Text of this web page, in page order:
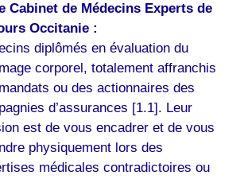
Cabinet de Médecins Experts de
Occitanie :
diplômés en évaluation du
corporel, totalement affranchis
ou des actionnaires des
d’assurances [1.1]. Leur
est de vous encadrer et de vous
physiquement lors des
médicales contradictoires ou